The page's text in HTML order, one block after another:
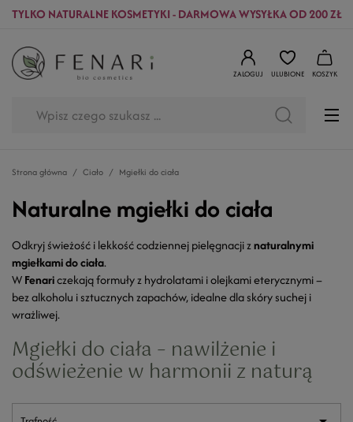
TYLKO NATURALNE KOSMETYKI - DARMOWA WYSYŁKA OD 200 ZŁ
ZALOGUJ ULUBIONE KOSZYK
Strona główna Ciało Mgiełki do ciała
Naturalne mgiełki do ciała
Odkryj świeżość i lekkość codziennej pielęgnacji znaturalnymi
mgiełkami do ciała.
WFenariczekają formuły z hydrolatami i olejkami eterycznymi –
bez alkoholu i sztucznych zapachów, idealne dla skóry suchej i
wrażliwej.
Mgiełki do ciała – nawilżenie i
odświeżenie w harmonii z naturą